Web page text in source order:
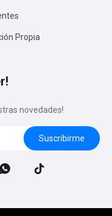
Propia
novedades!
Suscribirme
 